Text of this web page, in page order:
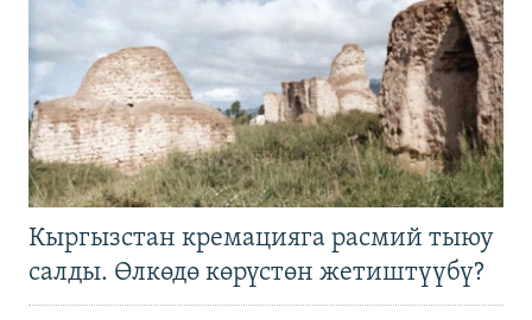
Кыргызстан кремацияга расмий тыюу
салды. Өлкөдө көрүстөн жетиштүүбү?